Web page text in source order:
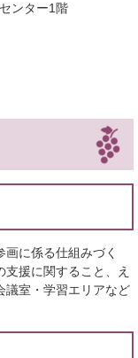
ンター1階
画に係る仕組みづく
援に関すること、え
議室・学習エリアなど